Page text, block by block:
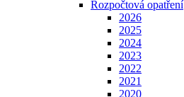
Rozpočtová opatření
2026
2025
2024
2023
2022
2021
2020